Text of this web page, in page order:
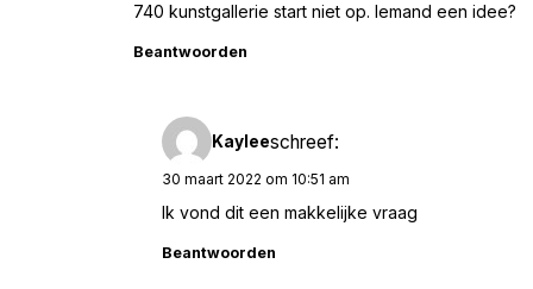
740 kunstgallerie start niet op. Iemand een idee?
Beantwoorden
Kayleeschreef:
30 maart 2022 om 10:51 am
Ik vond dit een makkelijke vraag
Beantwoorden